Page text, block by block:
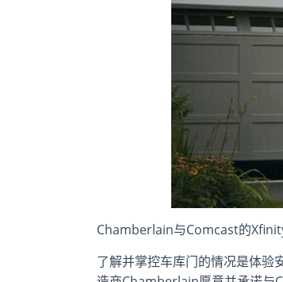
Chamberlain与Comcast的
了解并掌控车库门的情况是体